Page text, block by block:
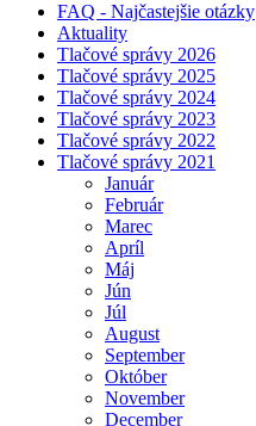
FAQ - Najčastejšie otázky
Aktuality
Tlačové správy 2026
Tlačové správy 2025
Tlačové správy 2024
Tlačové správy 2023
Tlačové správy 2022
Tlačové správy 2021
Január
Február
Marec
Apríl
Máj
Jún
Júl
August
September
Október
November
December